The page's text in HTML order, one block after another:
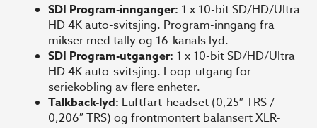
SDI Program-innganger: 1 x 10-bit SD/HD/Ultra
HD 4K auto-svitsjing. Program-inngang fra
mikser med tally og 16-kanals lyd.
SDI Program-utganger: 1 x 10-bit SD/HD/Ultra
HD 4K auto-svitsjing. Loop-utgang for
seriekobling av flere enheter.
Talkback-lyd: Luftfart-headset (0,25″ TRS /
0,206″ TRS) og frontmontert balansert XLR-